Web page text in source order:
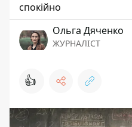
спокійно
Ольга Дяченко
ЖУРНАЛІСТ
👍